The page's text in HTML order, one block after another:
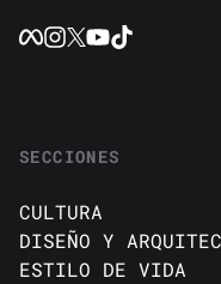
SECCIONES
CULTURA
DISEÑO Y
ESTILO DE VIDA